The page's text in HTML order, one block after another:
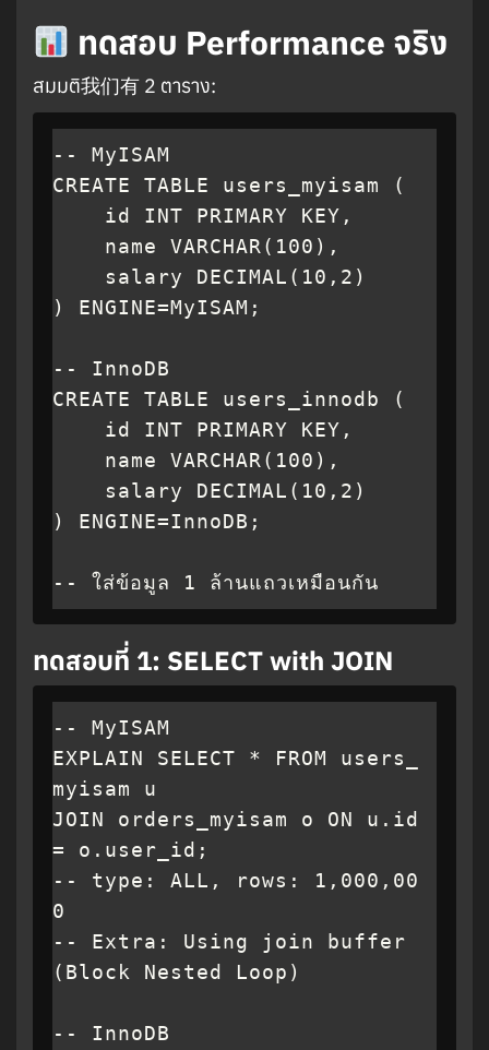
ทดสอบ Performance จริง
สมมติ我们有 2 ตาราง:
-- MyISAM
CREATE TABLE users_myisam (
) ENGINE=MyISAM;
-- InnoDB
CREATE TABLE users_innodb (
) ENGINE=InnoDB;
-- ใส่ข้อมูล 1 ล้านแถวเหมือนกัน
ทดสอบที่ 1: SELECT with JOIN
-- MyISAM
EXPLAIN SELECT * FROM users_
myisam u
JOIN orders_myisam o ON u.id
= o.user_id;
-- type: ALL, rows: 1,000,00
0
-- Extra: Using join buffer
(Block Nested Loop)
-- InnoDB